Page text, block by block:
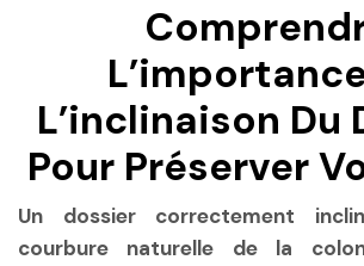
L’inclinaison Du
Pour Préserver
Un dossier correctement
courbure naturelle de la